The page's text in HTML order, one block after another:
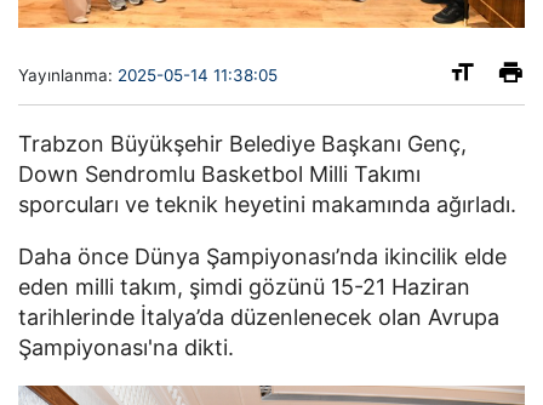
Yayınlanma: 2025-05-14 11:38:05
Trabzon Büyükşehir Belediye Başkanı Genç,
Down Sendromlu Basketbol Milli Takımı
sporcuları ve teknik heyetini makamında ağırladı.
Daha önce Dünya Şampiyonası’nda ikincilik elde
eden milli takım, şimdi gözünü 15-21 Haziran
tarihlerinde İtalya’da düzenlenecek olan Avrupa
Şampiyonası'na dikti.